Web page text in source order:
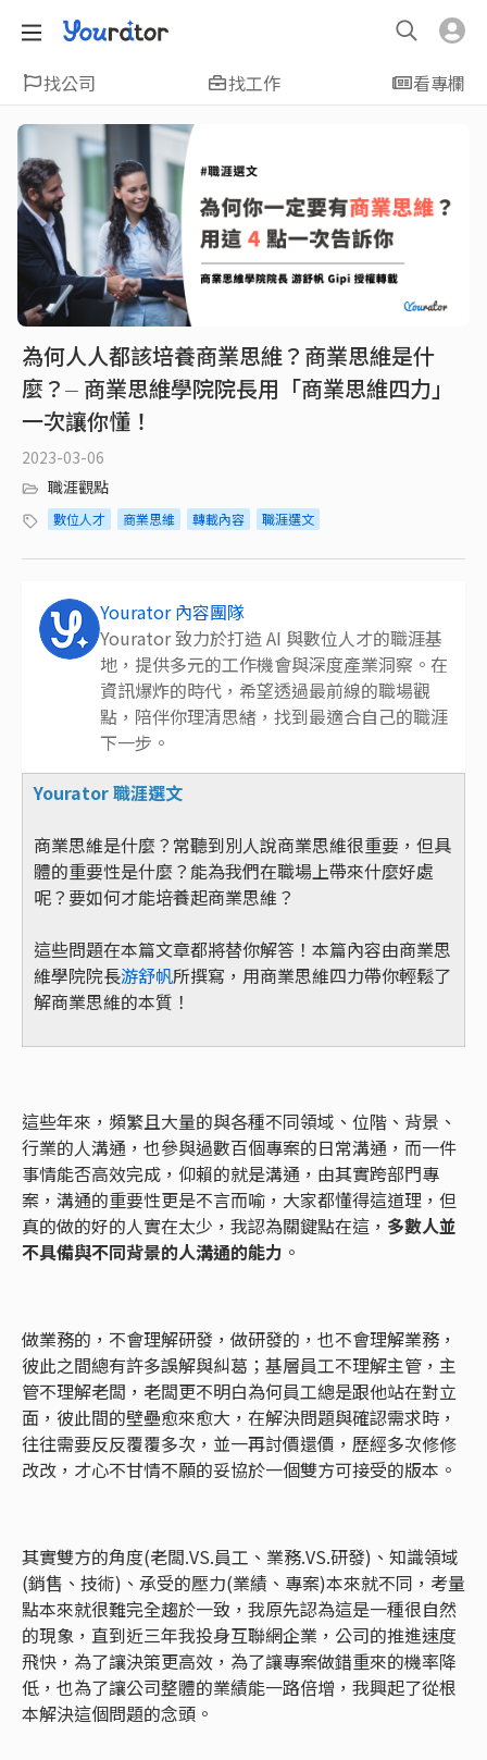
找公司 找工作 看專欄
為何人人都該培養商業思維？商業思維是什
麼？⏤ 商業思維學院院長用「商業思維四力」
一次讓你懂！
2023-03-06
職涯觀點
數位人才 商業思維 轉載內容 職涯選文
Yourator 內容團隊
Yourator 致力於打造 AI 與數位人才的職涯基
地，提供多元的工作機會與深度產業洞察。在
資訊爆炸的時代，希望透過最前線的職場觀
點，陪伴你理清思緒，找到最適合自己的職涯
下一步。
Yourator 職涯選文
商業思維是什麼？常聽到別人說商業思維很重要，但具
體的重要性是什麼？能為我們在職場上帶來什麼好處
呢？要如何才能培養起商業思維？
這些問題在本篇文章都將替你解答！本篇內容由商業思
維學院院長游舒帆所撰寫，用商業思維四力帶你輕鬆了
解商業思維的本質！
這些年來，頻繁且大量的與各種不同領域、位階、背景、
行業的人溝通，也參與過數百個專案的日常溝通，而一件
事情能否高效完成，仰賴的就是溝通，由其實跨部門專
案，溝通的重要性更是不言而喻，大家都懂得這道理，但
真的做的好的人實在太少，我認為關鍵點在這， 多數人並
不具備與不同背景的人溝通的能力 。
做業務的，不會理解研發，做研發的，也不會理解業務，
彼此之間總有許多誤解與糾葛；基層員工不理解主管，主
管不理解老闆，老闆更不明白為何員工總是跟他站在對立
面，彼此間的壁壘愈來愈大，在解決問題與確認需求時，
往往需要反反覆覆多次，並一再討價還價，歷經多次修修
改改，才心不甘情不願的妥協於一個雙方可接受的版本。
其實雙方的角度(老闆.VS.員工、業務.VS.研發)、知識領域
(銷售、技術)、承受的壓力(業績、專案)本來就不同，考量
點本來就很難完全趨於一致，我原先認為這是一種很自然
的現象，直到近三年我投身互聯網企業，公司的推進速度
飛快，為了讓決策更高效，為了讓專案做錯重來的機率降
低，也為了讓公司整體的業績能一路倍增，我興起了從根
本解決這個問題的念頭。